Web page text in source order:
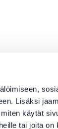
Lisäksi
käytät
tai joita